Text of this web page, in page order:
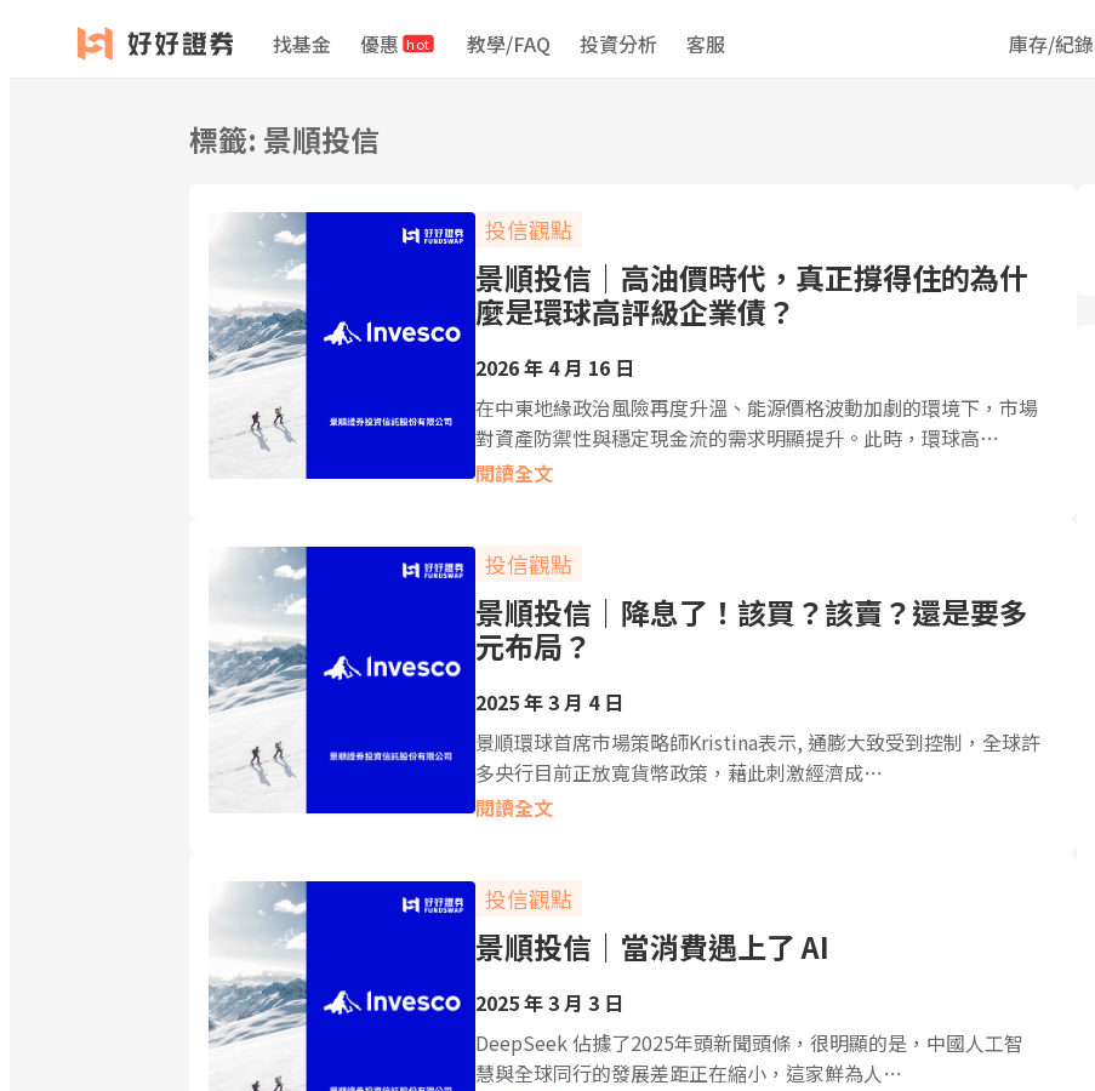
找基金 優惠 hot 教學/FAQ 投資分析 客服 庫存/紀錄
標籤: 景順投信
投信觀點
景順投信｜高油價時代，真正撐得住的為什
麼是環球高評級企業債？
2026 年 4 月 16 日
在中東地緣政治風險再度升溫、能源價格波動加劇的環境下，市場
對資產防禦性與穩定現金流的需求明顯提升。此時，環球高…
閱讀全文
投信觀點
景順投信｜降息了！該買？該賣？還是要多
元布局？
2025 年 3 月 4 日
景順環球首席市場策略師Kristina表示, 通膨大致受到控制，全球許
多央行目前正放寬貨幣政策，藉此刺激經濟成…
閱讀全文
投信觀點
景順投信｜當消費遇上了 AI
2025 年 3 月 3 日
DeepSeek 佔據了2025年頭新聞頭條，很明顯的是，中國人工智
慧與全球同行的發展差距正在縮小，這家鮮為人…